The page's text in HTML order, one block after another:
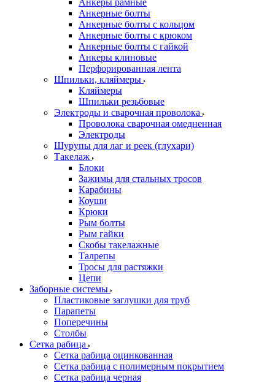
Анкеры рамные
Анкерные болты
Анкерные болты с кольцом
Анкерные болты с крюком
Анкерные болты с гайкой
Анкеры клиновые
Перфорированная лента
Шпильки, кляймеры
Кляймеры
Шпильки резьбовые
Электроды и сварочная проволока
Проволока сварочная омедненная
Электроды
Шурупы для лаг и реек (глухари)
Такелаж
Блоки
Зажимы для стальных тросов
Карабины
Коуши
Крюки
Рым болты
Рым гайки
Скобы такелажные
Талрепы
Тросы для растяжки
Цепи
Заборные системы
Пластиковые заглушки для труб
Парапеты
Поперечины
Столбы
Сетка рабица
Сетка рабица оцинкованная
Сетка рабица с полимерным покрытием
Сетка рабица черная